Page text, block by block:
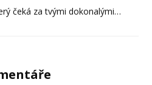
čeká za tvými dokonalými…